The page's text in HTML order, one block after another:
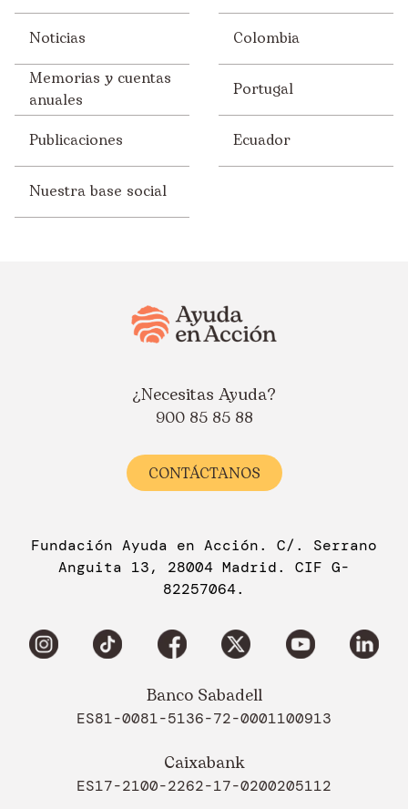
Noticias
Memorias y cuentas
anuales
Publicaciones
Nuestra base social
Colombia
Portugal
Ecuador
¿Necesitas Ayuda?
900 85 85 88
CONTÁCTANOS
Fundación Ayuda en Acción. C/. Serrano
Anguita 13, 28004 Madrid. CIF G-
82257064.
Banco Sabadell
ES81-0081-5136-72-0001100913
Caixabank
ES17-2100-2262-17-0200205112